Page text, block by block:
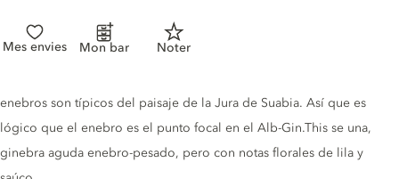
Mes envies Mon bar Noter
Gin description
enebros son típicos del paisaje de la Jura de Suabia. Así que es
lógico que el enebro es el punto focal en el Alb-Gin.This se una,
ginebra aguda enebro-pesado, pero con notas florales de lila y